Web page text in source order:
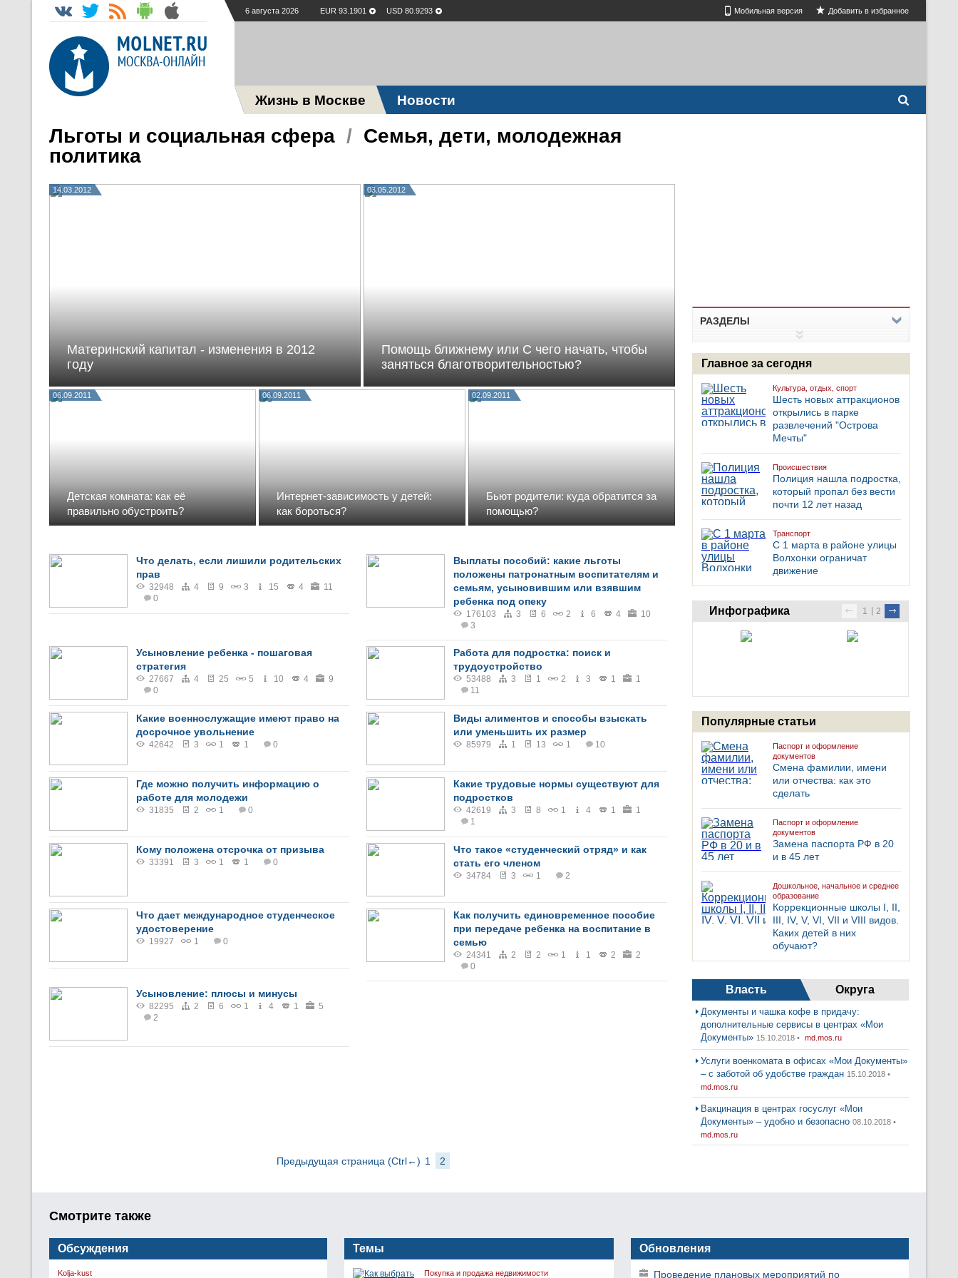
6 августа 2026 EUR 93.1901 USD 80.9293 Мобильная версия Добавить в избранное
Жизнь в Москве Новости
РАЗДЕЛЫ
Главное за сегодня
Культура, отдых, спорт
Шесть новых аттракционов
открылись в парке
развлечений "Острова
Мечты"
Происшествия
Полиция нашла подростка,
который пропал без вести
почти 12 лет назад
Транспорт
С 1 марта в районе улицы
Волхонки ограничат
движение
Инфографика 1 2
Популярные статьи
Паспорт и оформление
документов
Смена фамилии, имени
или отчества: как это
сделать
Паспорт и оформление
документов
Замена паспорта РФ в 20
и в 45 лет
Дошкольное, начальное и среднее
образование
Коррекционные школы I, II,
III, IV, V, VI, VII и VIII видов.
Каких детей в них
обучают?
Власть Округа
Документы и чашка кофе в придачу:
дополнительные сервисы в центрах «Мои
Документы» 15.10.2018 • md.mos.ru
Услуги военкомата в офисах «Мои Документы»
– с заботой об удобстве граждан 15.10.2018 •
md.mos.ru
Вакцинация в центрах госуслуг «Мои
Документы» – удобно и безопасно 08.10.2018 •
md.mos.ru
Льготы и социальная сфера / Семья, дети, молодежная
политика
14.03.2012
Материнский капитал - изменения в 2012
году
03.05.2012
Помощь ближнему или С чего начать, чтобы
заняться благотворительностью?
06.09.2011
Детская комната: как её
правильно обустроить?
06.09.2011
Интернет-зависимость у детей:
как бороться?
02.09.2011
Бьют родители: куда обратится за
помощью?
Что делать, если лишили родительских
прав
32948 4 9 3 15 4
11
0
Выплаты пособий: какие льготы
положены патронатным воспитателям и
семьям, усыновившим или взявшим
ребенка под опеку
176103 3 6 2 6 4
10
3
Усыновление ребенка - пошаговая
стратегия
27667 4 25 5 10 4
9
0
Работа для подростка: поиск и
трудоустройство
53488 3 1 2 3 1
1
11
Какие военнослужащие имеют право на
досрочное увольнение
42642 3 1 1 0
Виды алиментов и способы взыскать
или уменьшить их размер
85979 1 13 1 10
Где можно получить информацию о
работе для молодежи
31835 2 1 0
Какие трудовые нормы существуют для
подростков
42619 3 8 1 4 1
1
1
Кому положена отсрочка от призыва
33391 3 1 1 0
Что такое «студенческий отряд» и как
стать его членом
34784 3 1 2
Что дает международное студенческое
удостоверение
19927 1 0
Как получить единовременное пособие
при передаче ребенка на воспитание в
семью
24341 2 2 1 1 2
2
0
Усыновление: плюсы и минусы
82295 2 6 1 4 1
5
2
Предыдущая страница (Ctrl←) 1 2
Смотрите также
Обсуждения
Kolja-kust
Темы
Покупка и продажа недвижимости
Обновления
Проведение плановых мероприятий по